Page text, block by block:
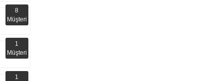
8
Müşteri
1
Müşteri
1